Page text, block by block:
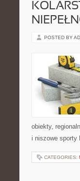
POSTED BY
obiekty,
i niszowe sporty
CATEGORIES: